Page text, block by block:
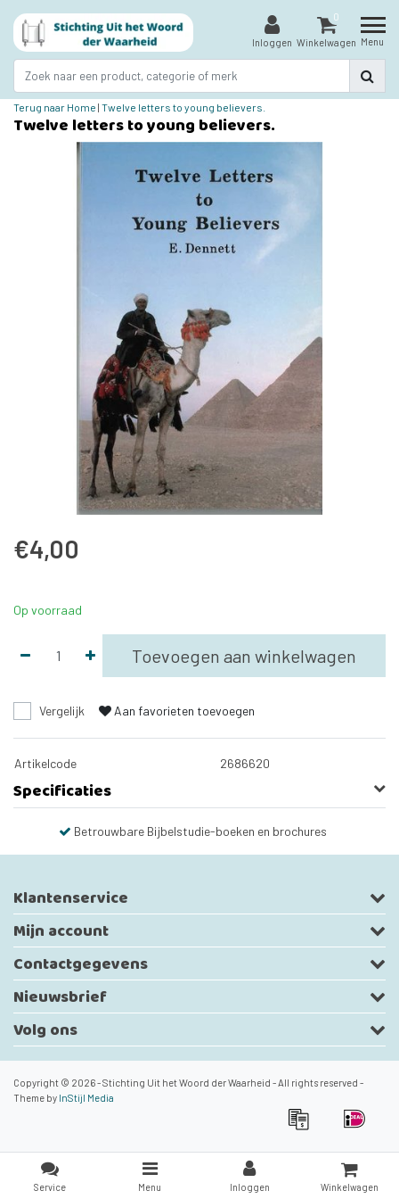
Inloggen
0
Winkelwagen Menu
Terug naar Home | Twelve letters to young believers.
Twelve letters to young believers.
€4,00
Op voorraad
Toevoegen aan winkelwagen
Vergelijk Aan favorieten toevoegen
Artikelcode 2686620
Specificaties
Betrouwbare Bijbelstudie-boeken en brochures
Klantenservice
Mijn account
Contactgegevens
Nieuwsbrief
Volg ons
Copyright © 2026 - Stichting Uit het Woord der Waarheid - All rights reserved -
Theme by InStijl Media
Service Menu Inloggen Winkelwagen